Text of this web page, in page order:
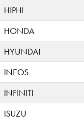
HIPHI
HONDA
HYUNDAI
INEOS
INFINITI
ISUZU